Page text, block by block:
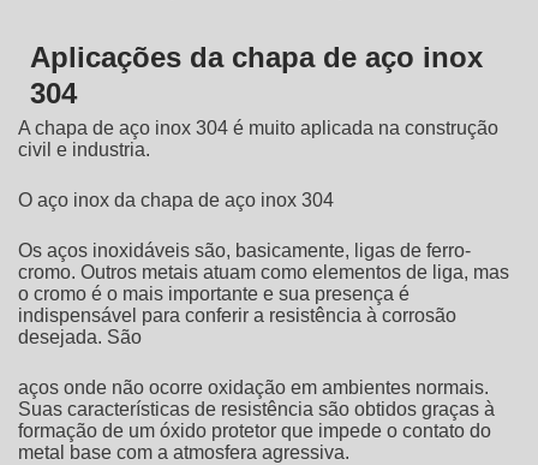
Aplicações da chapa de aço inox
304
Achapa de aço inox 304 é muito aplicada na construção
civil e industria.
O aço inox da chapa de aço inox 304
Os aços inoxidáveis são, basicamente, ligas de ferro-
cromo. Outros metais atuam como elementos de liga, mas
o cromo é o mais importante e sua presença é
indispensável para conferir a resistência à corrosão
desejada. São
aços onde não ocorre oxidação em ambientes normais.
Suas características de resistência são obtidos graças à
formação de um óxido protetor que impede o contato do
metal base com a atmosfera agressiva.